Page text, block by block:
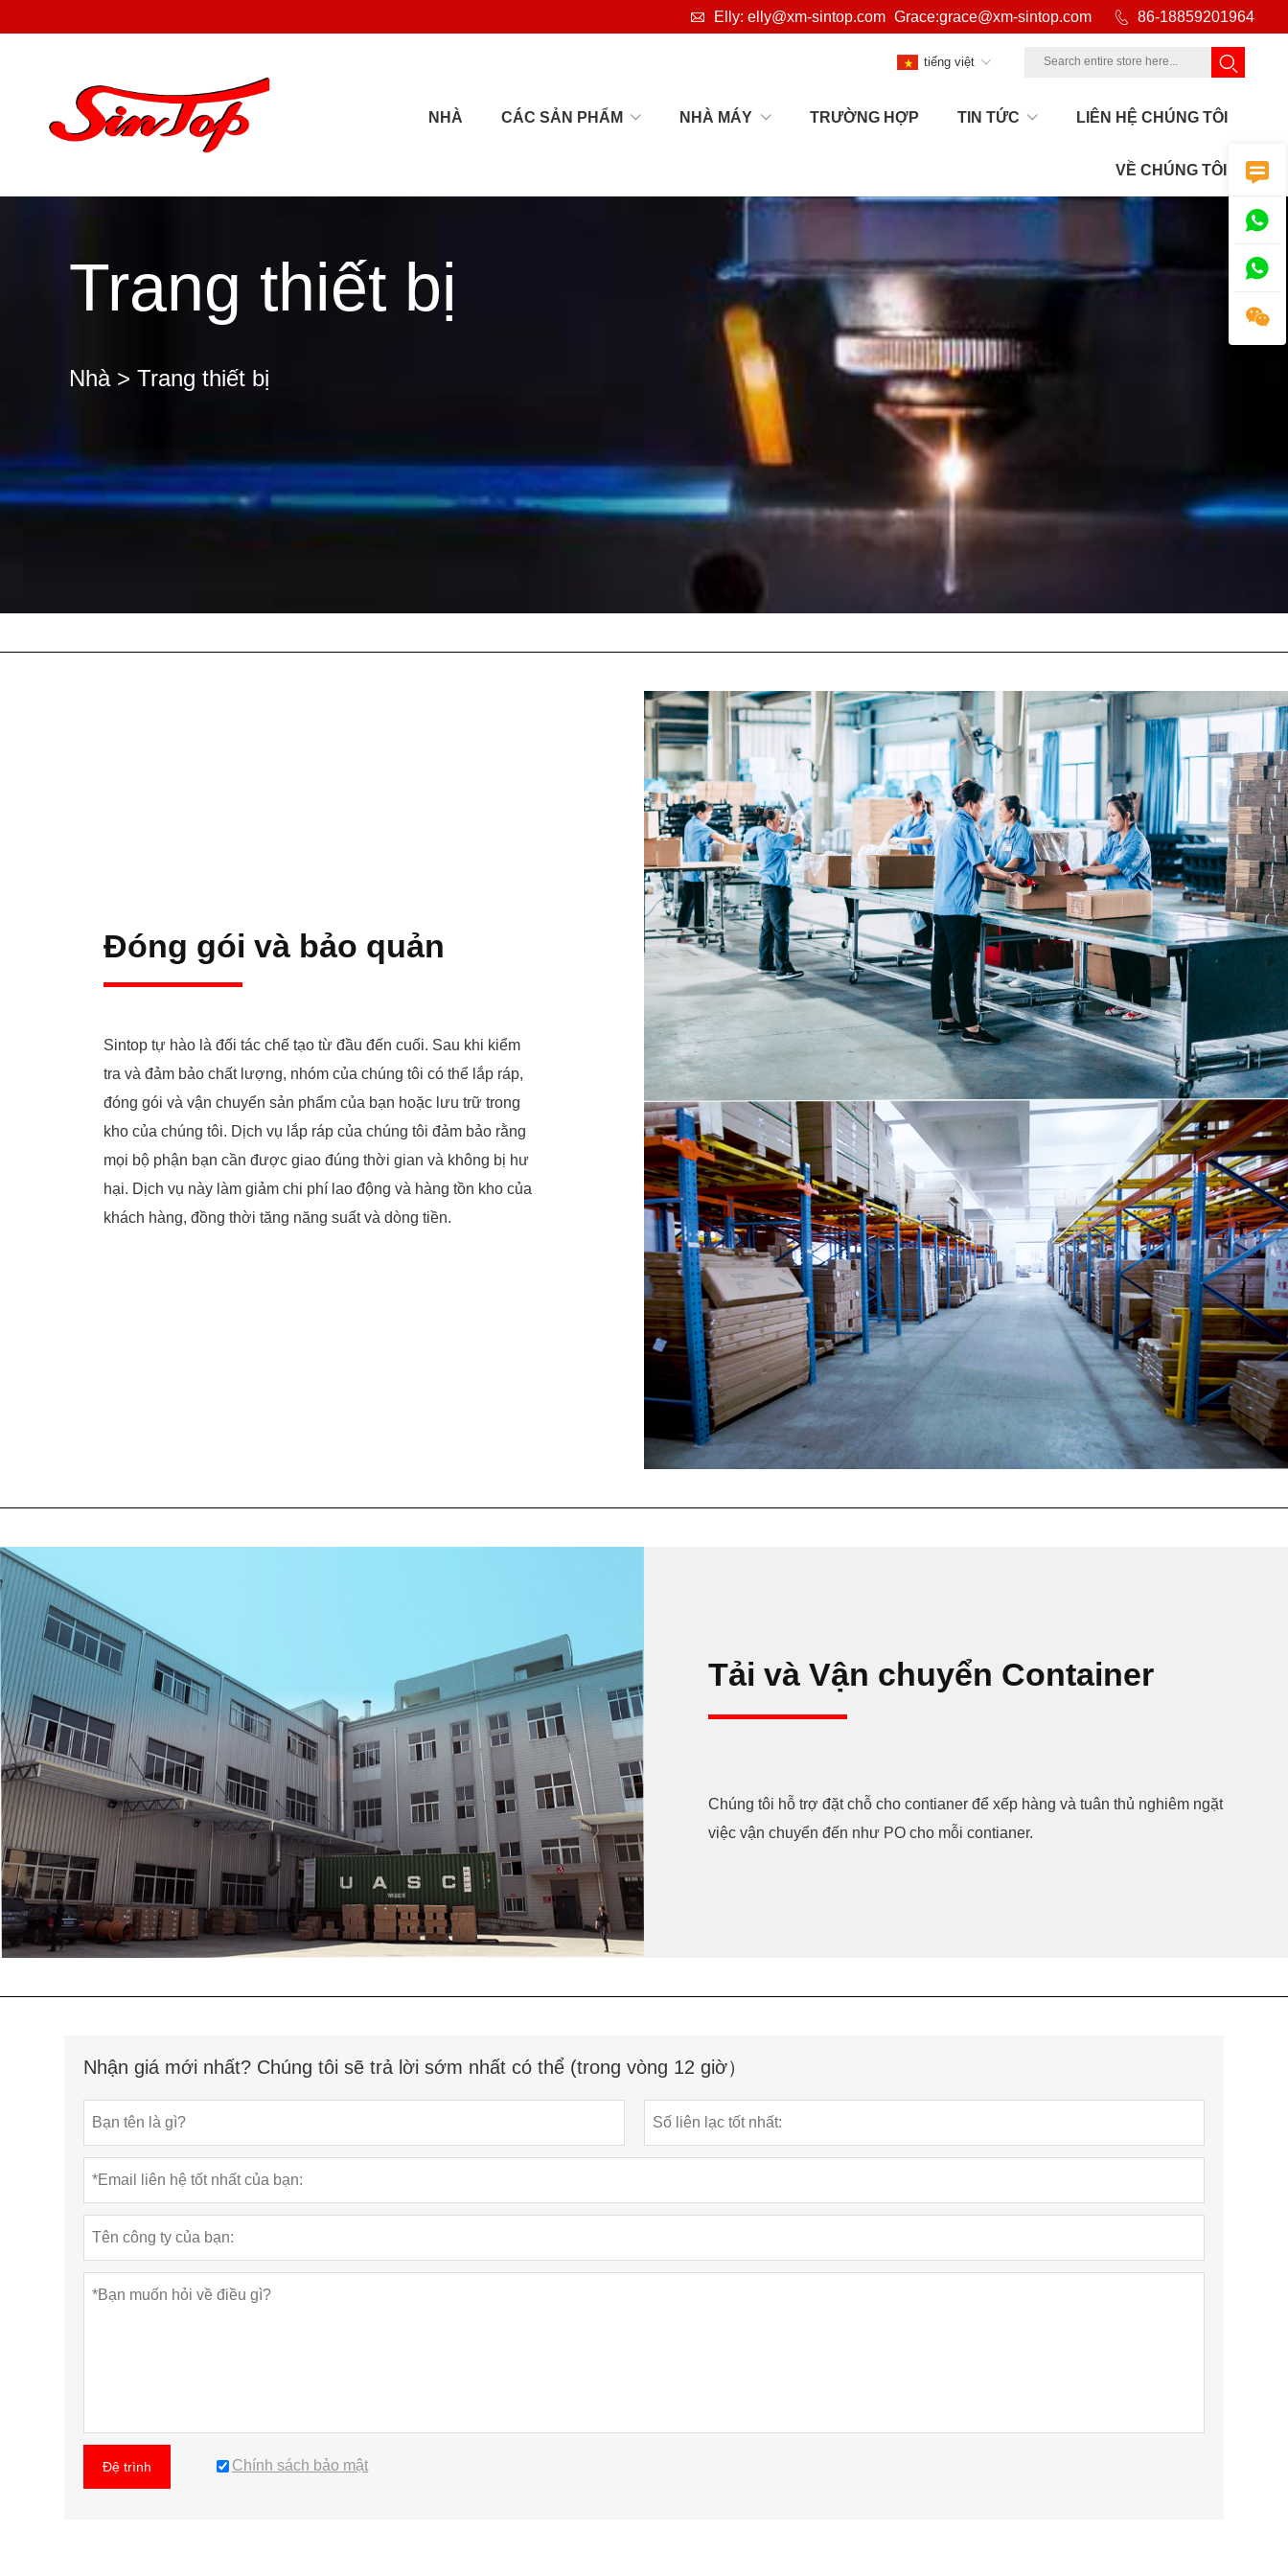
 Elly: elly@xm-sintop.com Grace:grace@xm-sintop.com  86-18859201964
NHÀ CÁC SẢN PHẨM NHÀ MÁY TRƯỜNG HỢP TIN TỨC LIÊN HỆ CHÚNG TÔI
VỀ CHÚNG TÔI
tiếng việt
Trang thiết bị
Nhà> Trang thiết bị
Đóng gói và bảo quản
Sintop tự hào là đối tác chế tạo từ đầu đến cuối. Sau khi kiểm
tra và đảm bảo chất lượng, nhóm của chúng tôi có thể lắp ráp,
đóng gói và vận chuyển sản phẩm của bạn hoặc lưu trữ trong
kho của chúng tôi. Dịch vụ lắp ráp của chúng tôi đảm bảo rằng
mọi bộ phận bạn cần được giao đúng thời gian và không bị hư
hại. Dịch vụ này làm giảm chi phí lao động và hàng tồn kho của
khách hàng, đồng thời tăng năng suất và dòng tiền.
Tải và Vận chuyển Container
Chúng tôi hỗ trợ đặt chỗ cho contianer để xếp hàng và tuân thủ nghiêm ngặt
việc vận chuyển đến như PO cho mỗi contianer.
Nhận giá mới nhất? Chúng tôi sẽ trả lời sớm nhất có thể (trong vòng 12 giờ）
Đệ trình Chính sách bảo mật



